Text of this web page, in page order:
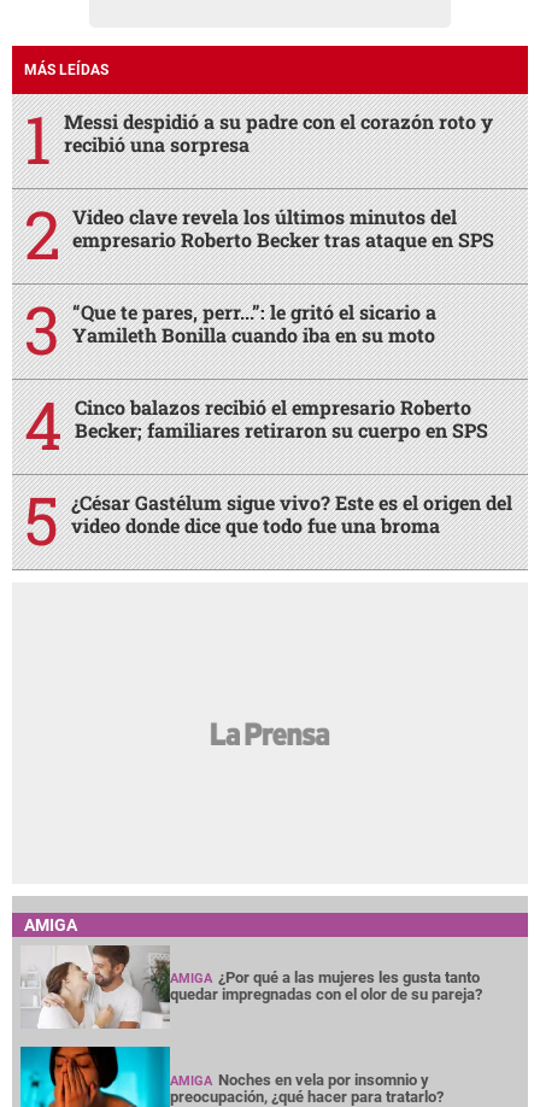
MÁS LEÍDAS
Messi despidió a su padre con el corazón roto y
recibió una sorpresa
Video clave revela los últimos minutos del
empresario Roberto Becker tras ataque en SPS
“Que te pares, perr...”: le gritó el sicario a
Yamileth Bonilla cuando iba en su moto
Cinco balazos recibió el empresario Roberto
Becker; familiares retiraron su cuerpo en SPS
¿César Gastélum sigue vivo? Este es el origen del
video donde dice que todo fue una broma
AMIGA
AMIGA ¿Por qué a las mujeres les gusta tanto
quedar impregnadas con el olor de su pareja?
AMIGA Noches en vela por insomnio y
preocupación, ¿qué hacer para tratarlo?